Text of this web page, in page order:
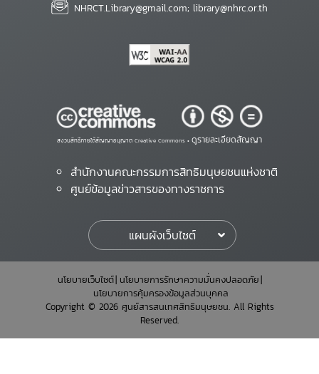
NHRCT.Library@gmail.com; library@nhrc.or.th
สงวนสิทธิ์ภายใต้สัญญาอนุญาต Creative Commons • ดูรายละเอียดสัญญา
สำนักงานคณะกรรมการสิทธิมนุษยชนแห่งชาติ
ศูนย์ข้อมูลข่าวสารของทางราชการ
แผนผังเว็บไซต์
นโยบายเว็บไซต์ นโยบายการรักษาความมั่นคงปลอดภัย
นโยบายการคุ้มครองข้อมูลส่วนบุคคล
Copyright © 2026 ศูนย์สารสนเทศสิทธิมนุษยชน. All Rights
Reserved.